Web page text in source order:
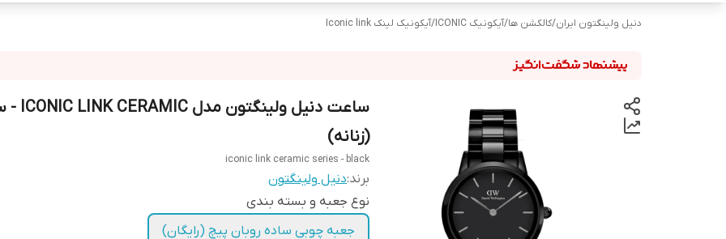
دنیل ولینگتون ایران/کالکشن ها/آیکونیک ICONIC /آیکونیک لینک Iconic link
(زنانه)
iconic link ceramic series - black
برند:دنیل ولینگتون
نوع جعبه و بسته بندی
جعبه چوبی ساده روبان پیچ (رایگان)